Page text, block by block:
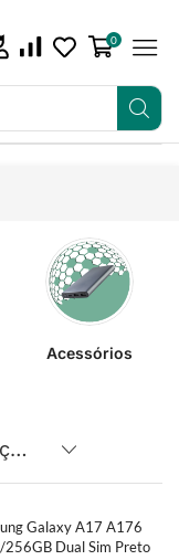
0
Acessórios